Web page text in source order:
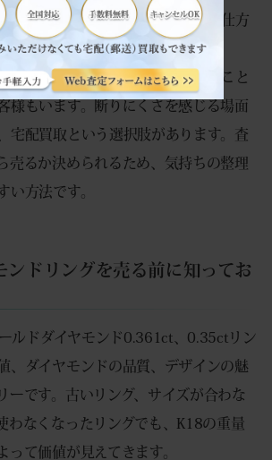
ることがあり、買取単価や確認の仕方
ります。
利に見えますが、家に業者を招くこと
様もいます。断りにくさを感じる場面
宅配買取という選択肢があります。査
売るか決められるため、気持ちの整理
い方法です。
ンドリングを売る前に知ってお
ルドダイヤモンド0.361ct、0.35ctリン
、ダイヤモンドの品質、デザインの魅
ーです。古いリング、サイズが合わな
わなくなったリングでも、K18の重量
って価値が見えてきます。